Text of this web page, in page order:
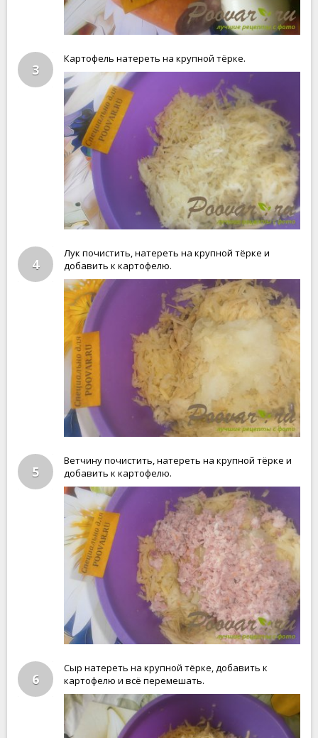
3
Картофель натереть на крупной тёрке.
4
Лук почистить, натереть на крупной тёрке и
добавить к картофелю.
5
Ветчину почистить, натереть на крупной тёрке и
добавить к картофелю.
6
Сыр натереть на крупной тёрке, добавить к
картофелю и всё перемешать.